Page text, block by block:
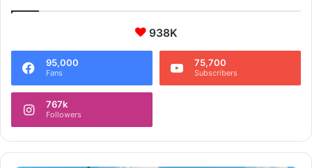
938K
95,000
Fans
75,700
Subscribers
767k
Followers